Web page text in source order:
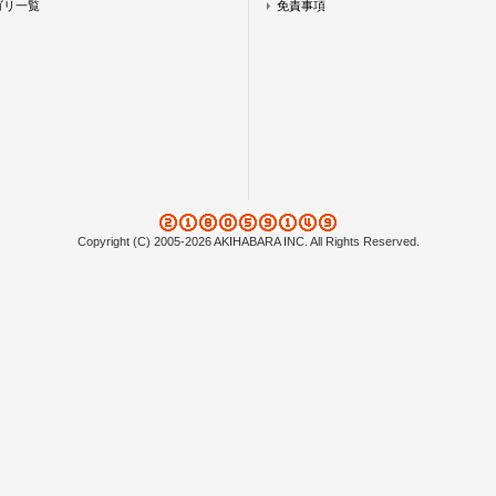
リ一覧 免責事項
Copyright (C) 2005-2026 AKIHABARA INC. All Rights Reserved.